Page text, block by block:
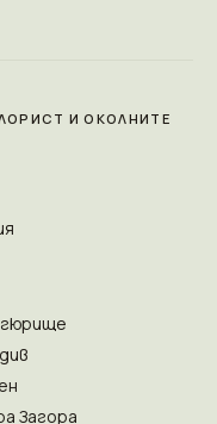
И ОКОЛНИТЕ
Загора